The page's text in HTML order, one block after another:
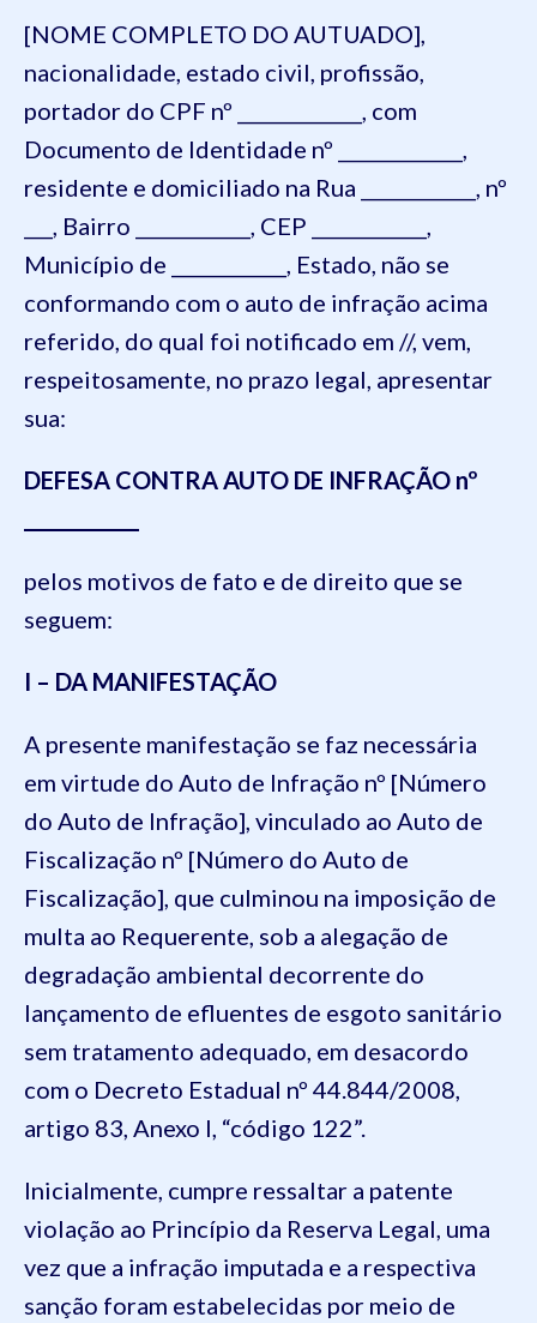
[NOME COMPLETO DO AUTUADO],
nacionalidade, estado civil, profissão,
portador do CPF nº _____________, com
Documento de Identidade nº _____________,
residente e domiciliado na Rua ____________, nº
___, Bairro ____________, CEP ____________,
Município de ____________, Estado, não se
conformando com o auto de infração acima
referido, do qual foi notificado em //, vem,
respeitosamente, no prazo legal, apresentar
sua:
DEFESA CONTRA AUTO DE INFRAÇÃO nº
pelos motivos de fato e de direito que se
seguem:
I – DA MANIFESTAÇÃO
A presente manifestação se faz necessária
em virtude do Auto de Infração nº [Número
do Auto de Infração], vinculado ao Auto de
Fiscalização nº [Número do Auto de
Fiscalização], que culminou na imposição de
multa ao Requerente, sob a alegação de
degradação ambiental decorrente do
lançamento de efluentes de esgoto sanitário
sem tratamento adequado, em desacordo
com o Decreto Estadual nº 44.844/2008,
artigo 83, Anexo I, “código 122”.
Inicialmente, cumpre ressaltar a patente
violação ao Princípio da Reserva Legal, uma
vez que a infração imputada e a respectiva
sanção foram estabelecidas por meio de